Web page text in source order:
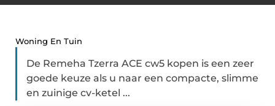
Woning En Tuin
De Remeha Tzerra ACE cw5 kopen is een zeer
goede keuze als u naar een compacte, slimme
en zuinige cv-ketel ...